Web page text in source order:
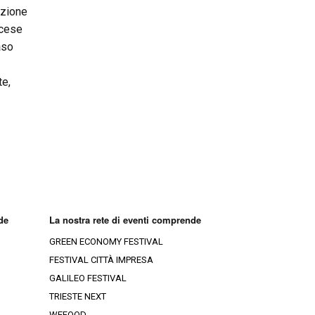
La nostra rete di eventi comprende
GREEN ECONOMY FESTIVAL
FESTIVAL CITTÀ IMPRESA
GALILEO FESTIVAL
TRIESTE NEXT